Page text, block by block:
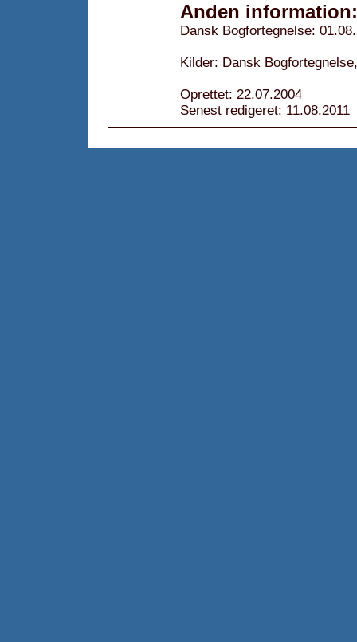
Anden information:
Dansk Bogfortegnelse:
Kilder: Dansk
Oprettet: 22.07.2004
Senest redigeret: 11.08.2011